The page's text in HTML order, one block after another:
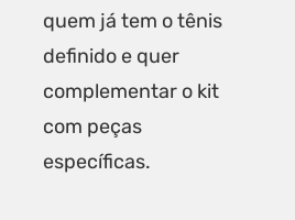
quem já tem o tênis
definido e quer
complementar o kit
com peças
específicas.